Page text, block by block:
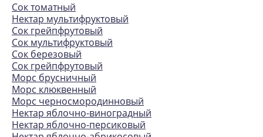
Сок томатный
Нектар мультифруктовый
Сок грейпфрутовый
Сок мультифруктовый
Сок березовый
Сок грейпфрутовый
Морс брусничный
Морс клюквенный
Морс черносмородинновый
Нектар яблочно-виноградный
Нектар яблочно-персиковый